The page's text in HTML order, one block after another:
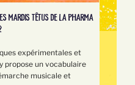
MARDIS TÊTUS DE LA PHARMA
expérimentales et
propose un vocabulaire
musicale et